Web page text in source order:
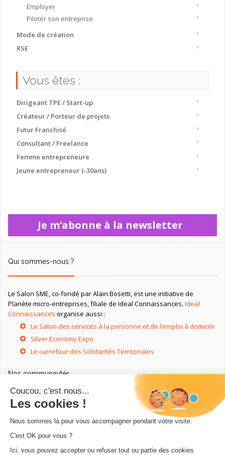
Employer
Piloter son entreprise
Mode de création
RSE
Vous êtes :
Dirigeant TPE / Start-up
Créateur / Porteur de projets
Futur Franchisé
Consultant / Freelance
Femme entrepreneure
Jeune entrepreneur (-30ans)
Je m’abonne à la newsletter
Qui sommes-nous ?
Le Salon SME, co-fondé par Alain Bosetti, est une initiative de
Planète micro-entreprises, filiale de Ideal Connaissances. Ideal
Connaissances organise aussi :
Le Salon des services à la personne et de l’emploi à domicile
Silver Economy Expo
Le carrefour des Solidarités Territoriales
Nos communautés
Ressources utiles